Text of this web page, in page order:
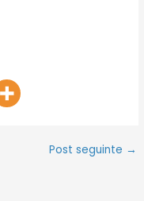
Post seguinte →